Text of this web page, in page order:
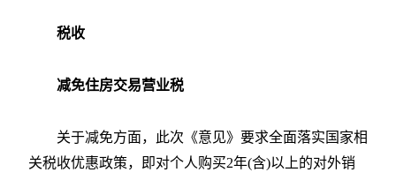
税收
减免住房交易营业税
关于减免方面，此次《意见》要求全面落实国家相
关税收优惠政策，即对个人购买2年(含)以上的对外销